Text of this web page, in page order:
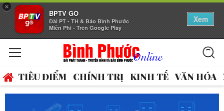
×
BPTV GO
Đài PT - TH & Báo Bình Phước
Miễn Phí - Trên Google Play
Xem
TIÊU ĐIỂM CHÍNH TRỊ KINH TẾ VĂN HÓA